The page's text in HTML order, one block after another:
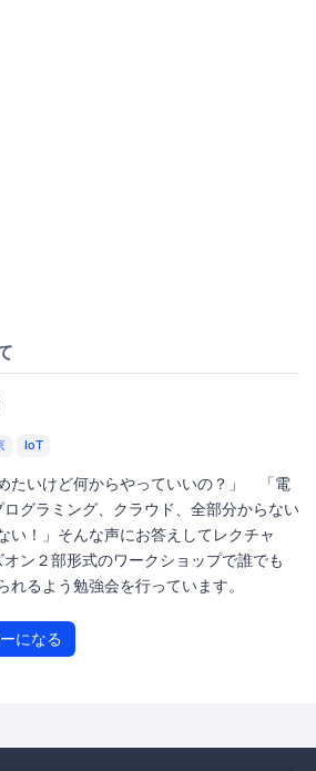
IoT
めたいけど何からやっていいの？」 「電
グラミング、クラウド、全部分からない
い！」そんな声にお答えしてレクチャ
オン２部形式のワークショップで誰でも
れるよう勉強会を行っています。
になる